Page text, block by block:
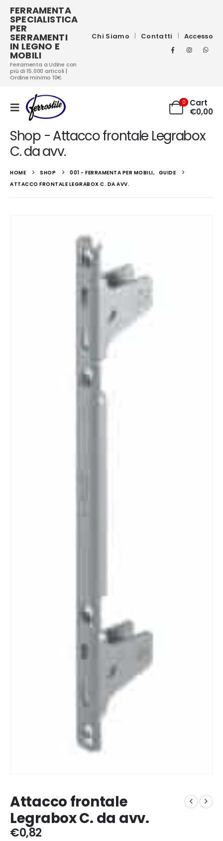
FERRAMENTA
SPECIALISTICA
PER
SERRAMENTI
IN LEGNO E
MOBILI
Ferramenta a Udine con
più di 15.000 articoli |
Ordine minimo 10€
Chi Siamo Contatti Accesso
0
Cart
€0,00
Shop - Attacco frontale Legrabox
C. da avv.
HOME SHOP 001 - FERRAMENTA PER MOBILI, GUIDE
ATTACCO FRONTALE LEGRABOX C. DA AVV.
Attacco frontale
Legrabox C. da avv.
€0,82